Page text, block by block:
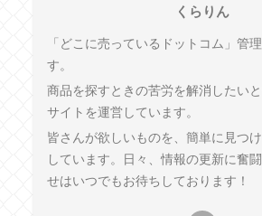
くらりん
「どこに売っているドットコム」管
す。
商品を探すときの苦労を解消したい
サイトを運営しています。
皆さんが欲しいものを、簡単に見つ
しています。日々、情報の更新に奮
せはいつでもお待ちしております！